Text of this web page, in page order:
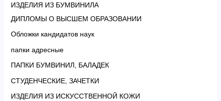
ИЗДЕЛИЯ ИЗ БУМВИНИЛА
ДИПЛОМЫ О ВЫСШЕМ ОБРАЗОВАНИИ
Обложки кандидатов наук
папки адресные
ПАПКИ БУМВИНИЛ, БАЛАДЕК
СТУДЕНЧЕСКИЕ, ЗАЧЕТКИ
ИЗДЕЛИЯ ИЗ ИСКУССТВЕННОЙ КОЖИ